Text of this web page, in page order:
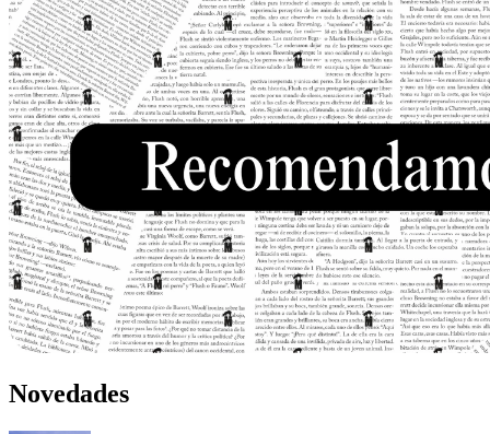
Novedades